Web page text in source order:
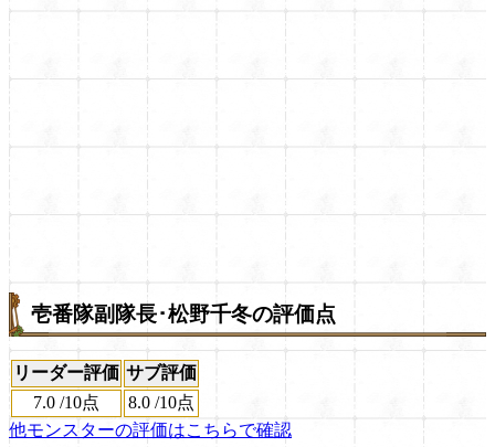
壱番隊副隊長･松野千冬の評価点
リーダー評価 サブ評価
7.0 /10点 8.0 /10点
他モンスターの評価はこちらで確認